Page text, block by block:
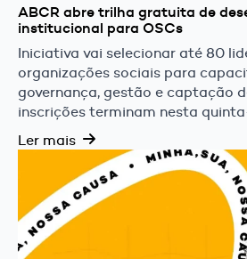
ABCR abre trilha gratuita de
institucional para OSCs
Iniciativa vai selecionar até 80
organizações sociais para
governança, gestão e captação
inscrições terminam nesta
Ler mais